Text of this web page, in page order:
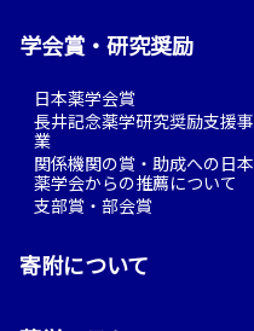
学会賞・研究奨励
日本薬学会賞
長井記念薬学研究奨励支援事
業
関係機関の賞・助成への日本
薬学会からの推薦について
支部賞・部会賞
寄附について